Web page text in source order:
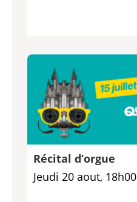
Récital d’orgue
Jeudi 20 aout, 18h00